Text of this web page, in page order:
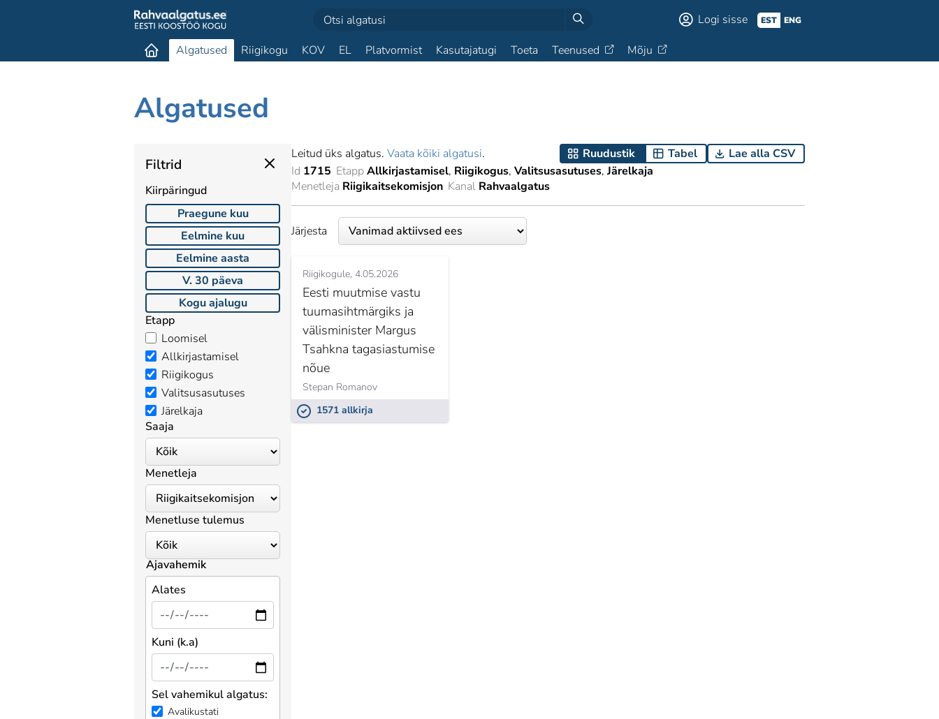
Logi sisse EST ENG
Algatused Riigikogu KOV EL Platvormist Kasutajatugi Toeta Teenused Mõju
Algatused
Filtrid
Kiirpäringud
Praegune kuu
Eelmine kuu
Eelmine aasta
V. 30 päeva
Kogu ajalugu
Etapp
Loomisel
Allkirjastamisel
Riigikogus
Valitsusasutuses
Järelkaja
Saaja
Menetleja
Menetluse tulemus
Ajavahemik
Alates
Kuni (k.a)
Sel vahemikul algatus:
Avalikustati
Leitud üks algatus. Vaata kõiki algatusi. Ruudustik Tabel
Lae alla CSV
Id 1715 EtappAllkirjastamisel Riigikogus Valitsusasutuses Järelkaja
Menetleja Riigikaitsekomisjon Kanal Rahvaalgatus
Järjesta
Riigikogule 4.05.2026
Eesti muutmise vastu
tuumasihtmärgiks ja
välisminister Margus
Tsahkna tagasiastumise
nõue
Stepan Romanov
1571 allkirja